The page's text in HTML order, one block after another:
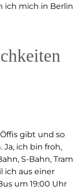
ich mich in Berlin
Öffis gibt und so
Ja, ich bin froh,
S-Bahn, Tram
ich aus einer
um 19:00 Uhr